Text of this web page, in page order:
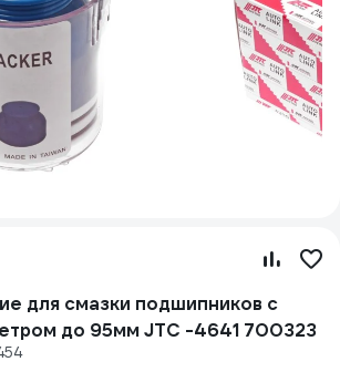
для смазки подшипников с
до 95мм JTC -4641 700323